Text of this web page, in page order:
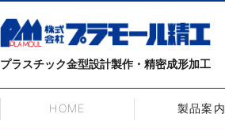
プラスチック金型設計製作・精密成形加工
HOME 製品案内